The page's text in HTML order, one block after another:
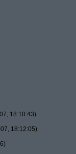
18:10:43)
18:12:05)